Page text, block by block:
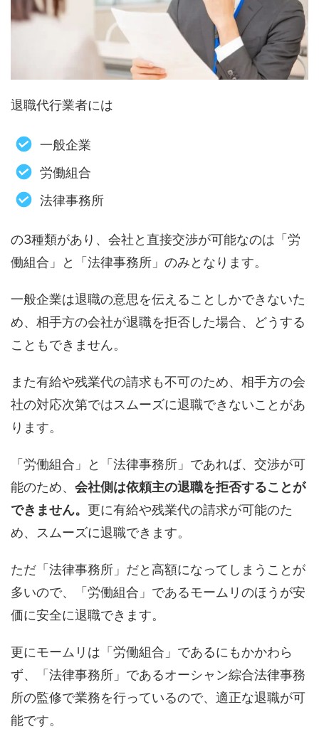
退職代行業者には
一般企業
労働組合
法律事務所
の3種類があり、会社と直接交渉が可能なのは「労
働組合」と「法律事務所」のみとなります。
一般企業は退職の意思を伝えることしかできないた
め、相手方の会社が退職を拒否した場合、どうする
こともできません。
また有給や残業代の請求も不可のため、相手方の会
社の対応次第ではスムーズに退職できないことがあ
ります。
「労働組合」と「法律事務所」であれば、交渉が可
能のため、 会社側は依頼主の退職を拒否することが
できません。 更に有給や残業代の請求が可能のた
め、スムーズに退職できます。
ただ「法律事務所」だと高額になってしまうことが
多いので、「労働組合」であるモームリのほうが安
価に安全に退職できます。
更にモームリは「労働組合」であるにもかかわら
ず、「法律事務所」であるオーシャン綜合法律事務
所の監修で業務を行っているので、適正な退職が可
能です。